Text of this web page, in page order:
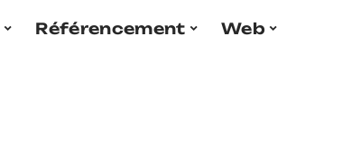
Référencement Web